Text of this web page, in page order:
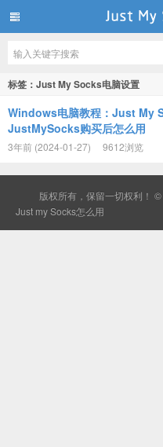
Just my socks 搬瓦工机
标签：Just My Socks电脑设置
Windows电脑教程：Just My
JustMySocks购买后怎么用
3年前 (2024-01-27) 9612浏览
版权所有，保留一切权利！ ©
Just my Socks怎么用